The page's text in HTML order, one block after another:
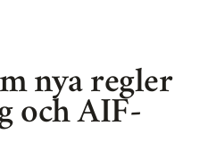
nya regler
och AIF-